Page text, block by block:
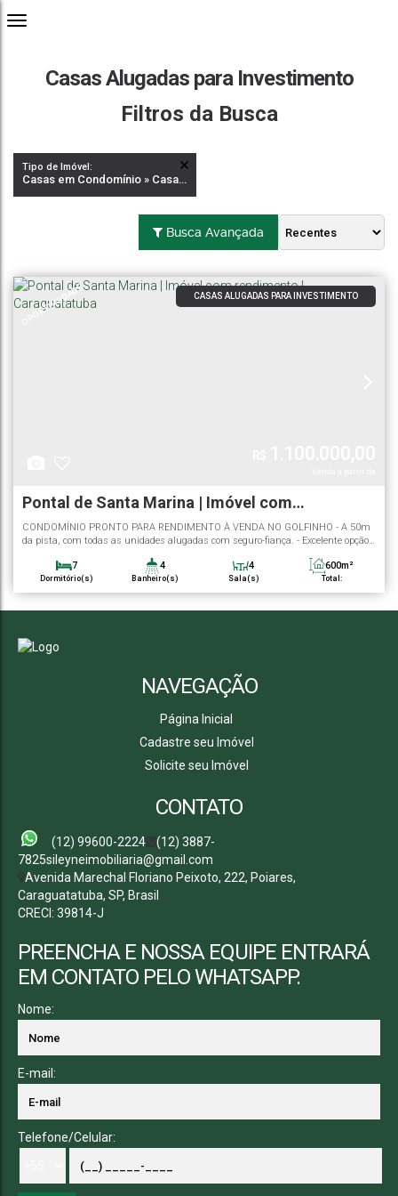
Casas Alugadas para Investimento
Filtros da Busca
Tipo de Imóvel:
Casas em Condomínio » Casas Alugadas para Investimento
Busca Avançada
OPORTUNIDADE CASAS ALUGADAS PARA INVESTIMENTO
Pontal de Santa Marina | Imóvel com
rendimento | Caraguatatuba
7
Dormitório(s)
4
Banheiro(s)
4
Sala(s) Total:
600m²
4 400m²
CONDOMÍNIO PRONTO PARA RENDIMENTO À VENDA NO GOLFINHO - A 50m
da pista, com todas as unidades alugadas com seguro-fiança. - Excelente opção
unidades, sendo: - Duas na parte térrea com: 1 dormitório cada, sala, cozinha,
banheiro e área de serviço. - Duas na parte superior: uma unidade com 2
dormitórios, sala,...
NAVEGAÇÃO
Página Inicial
Cadastre seu Imóvel
Solicite seu Imóvel
CONTATO
(12) 99600-2224
(12) 3887-
7825sileyneimobiliaria@gmail.com
Avenida Marechal Floriano Peixoto, 222, Poiares,
Caraguatatuba, SP, Brasil
CRECI: 39814-J
PREENCHA E NOSSA EQUIPE ENTRARÁ
EM CONTATO PELO WHATSAPP.
Nome:
E-mail:
Telefone/Celular: